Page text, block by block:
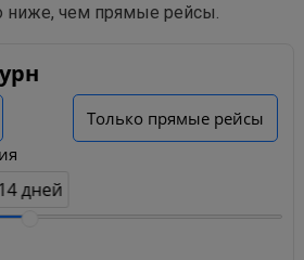
ниже, чем прямые рейсы.
Только прямые рейсы
14 дней